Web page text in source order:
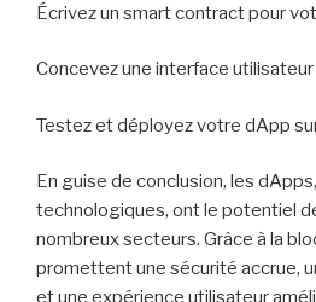
Écrivez un smart contract pour
Concevez une interface utilisateur
Testez et déployez votre dApp
En guise de conclusion, les
technologiques, ont le potentiel
nombreux secteurs. Grâce à la
promettent une sécurité accrue,
et une expérience utilisateur